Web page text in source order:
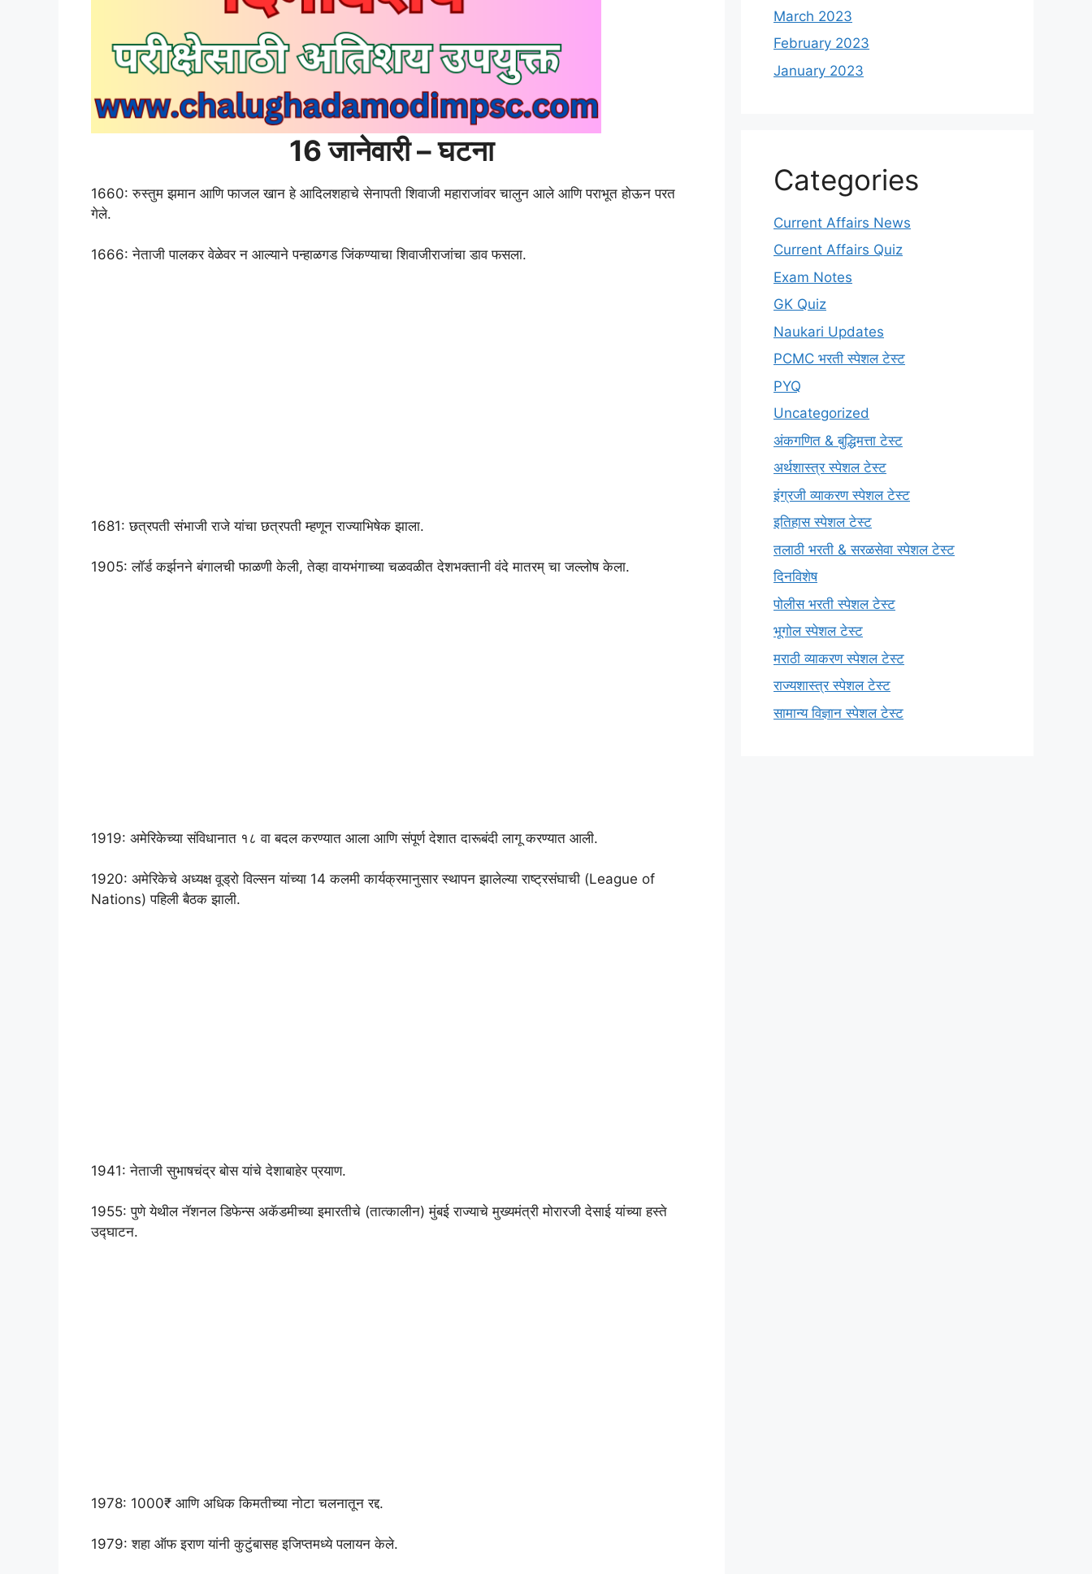
16 जानेवारी – घटना
1660: रुस्तुम झमान आणि फाजल खान हे आदिलशहाचे सेनापती शिवाजी महाराजांवर चालुन आले आणि पराभूत होऊन परत
गेले.
1666: नेताजी पालकर वेळेवर न आल्याने पन्हाळगड जिंकण्याचा शिवाजीराजांचा डाव फसला.
1681: छत्रपती संभाजी राजे यांचा छत्रपती म्हणून राज्याभिषेक झाला.
1905: लॉर्ड कर्झनने बंगालची फाळणी केली, तेव्हा वायभंगाच्या चळवळीत देशभक्तानी वंदे मातरम् चा जल्लोष केला.
1919: अमेरिकेच्या संविधानात १८ वा बदल करण्यात आला आणि संपूर्ण देशात दारूबंदी लागू करण्यात आली.
1920: अमेरिकेचे अध्यक्ष वूड्रो विल्सन यांच्या 14 कलमी कार्यक्रमानुसार स्थापन झालेल्या राष्ट्रसंघाची (League of
Nations) पहिली बैठक झाली.
1941: नेताजी सुभाषचंद्र बोस यांचे देशाबाहेर प्रयाण.
1955: पुणे येथील नॅशनल डिफेन्स अकॅडमीच्या इमारतीचे (तात्कालीन) मुंबई राज्याचे मुख्यमंत्री मोरारजी देसाई यांच्या हस्ते
उद्घाटन.
1978: 1000₹ आणि अधिक किमतीच्या नोटा चलनातून रद्द.
1979: शहा ऑफ इराण यांनी कुटुंबासह इजिप्तमध्ये पलायन केले.
March 2023
February 2023
January 2023
Categories
Current Affairs News
Current Affairs Quiz
Exam Notes
GK Quiz
Naukari Updates
PCMC भरती स्पेशल टेस्ट
PYQ
Uncategorized
अंकगणित & बुद्धिमत्ता टेस्ट
अर्थशास्त्र स्पेशल टेस्ट
इंग्रजी व्याकरण स्पेशल टेस्ट
इतिहास स्पेशल टेस्ट
तलाठी भरती & सरळसेवा स्पेशल टेस्ट
दिनविशेष
पोलीस भरती स्पेशल टेस्ट
भूगोल स्पेशल टेस्ट
मराठी व्याकरण स्पेशल टेस्ट
राज्यशास्त्र स्पेशल टेस्ट
सामान्य विज्ञान स्पेशल टेस्ट